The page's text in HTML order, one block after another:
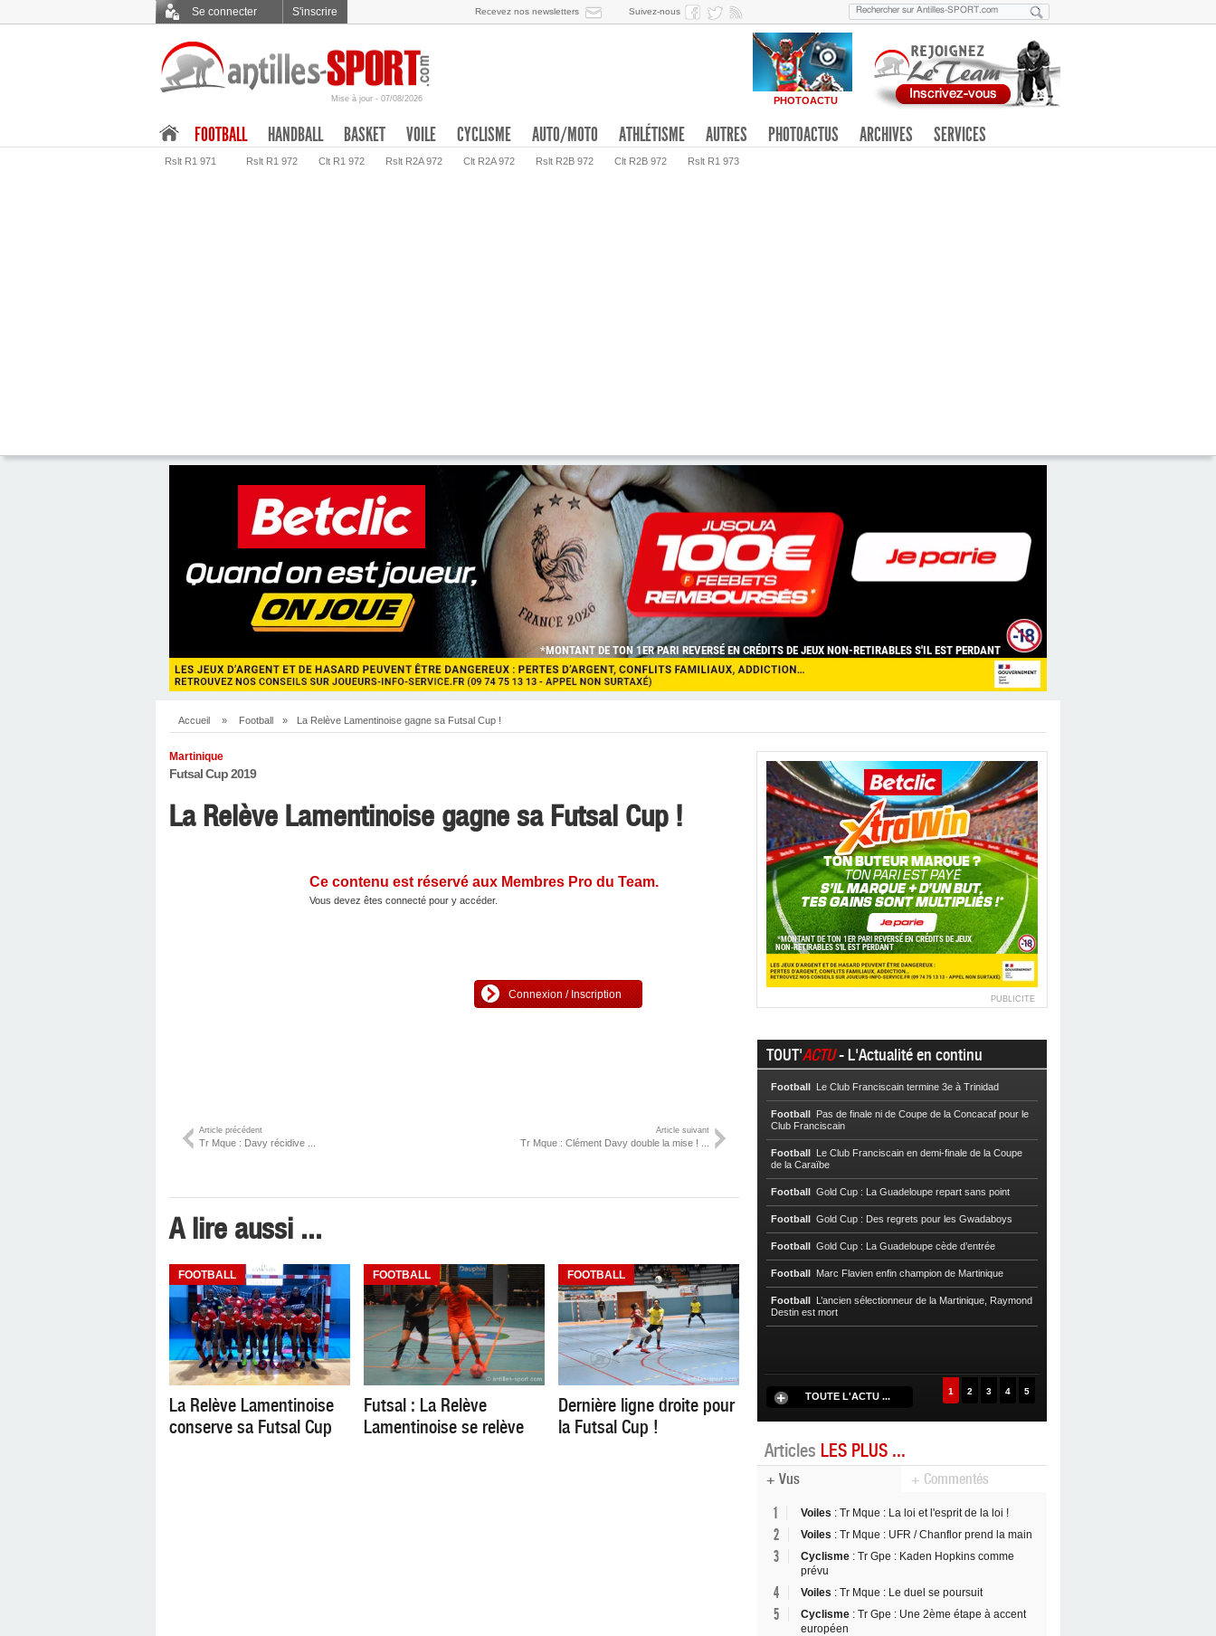
Se connecter S'inscrire Recevez nos newsletters Suivez-nous
Mise à jour - 07/08/2026 PHOTOACTU
FOOTBALL
Rslt R1 971 Rslt R1 972 Clt R1 972 Rslt R2A 972 Clt R2A 972 Rslt R2B 972 Clt R2B 972 Rslt R1 973
HANDBALL BASKET VOILE CYCLISME AUTO/MOTO ATHLÉTISME AUTRES PHOTOACTUS ARCHIVES SERVICES
Accueil » Football » La Relève Lamentinoise gagne sa Futsal Cup !
Martinique
Futsal Cup 2019
La Relève Lamentinoise gagne sa Futsal Cup !
Ce contenu est réservé aux Membres Pro du Team.
Vous devez êtes connecté pour y accéder.
Connexion / Inscription
Article précédent
Tr Mque : Davy récidive ...
Article suivant
Tr Mque : Clément Davy double la mise ! ...
A lire aussi ...
FOOTBALL
La Relève Lamentinoise
conserve sa Futsal Cup
FOOTBALL
Futsal : La Relève
Lamentinoise se relève
FOOTBALL
Dernière ligne droite pour
la Futsal Cup !
PUBLICITE
TOUT'ACTU- L'Actualité en continu
Football Le Club Franciscain termine 3e à Trinidad
Football Pas de finale ni de Coupe de la Concacaf pour le
Club Franciscain
Football Le Club Franciscain en demi-finale de la Coupe
de la Caraïbe
Football Gold Cup : La Guadeloupe repart sans point
Football Gold Cup : Des regrets pour les Gwadaboys
Football Gold Cup : La Guadeloupe cède d’entrée
Football Marc Flavien enfin champion de Martinique
Football L’ancien sélectionneur de la Martinique, Raymond
Destin est mort
TOUTE L'ACTU ... 1 2 3 4 5
Articles LES PLUS ...
+ Vus + Commentés
1 Voiles : Tr Mque : La loi et l'esprit de la loi !
2 Voiles : Tr Mque : UFR / Chanflor prend la main
3 Cyclisme : Tr Gpe : Kaden Hopkins comme
prévu
4 Voiles : Tr Mque : Le duel se poursuit
5 Cyclisme : Tr Gpe : Une 2ème étape à accent
européen